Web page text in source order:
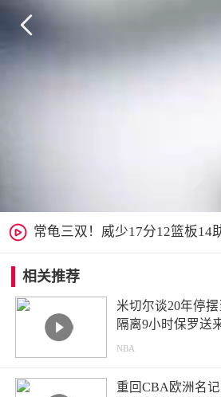

 常龟三双！威少17分12篮板14
相关推荐
米切尔谈20年停
隔离9小时保罗送
NBA
重回CBA欧洲名